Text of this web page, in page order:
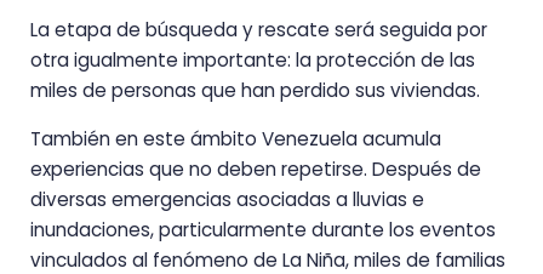
La etapa de búsqueda y rescate será seguida por
otra igualmente importante: la protección de las
miles de personas que han perdido sus viviendas.
También en este ámbito Venezuela acumula
experiencias que no deben repetirse. Después de
diversas emergencias asociadas a lluvias e
inundaciones, particularmente durante los eventos
vinculados al fenómeno de La Niña, miles de familias